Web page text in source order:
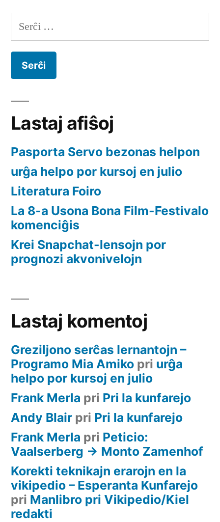
bezonata
Serĉu:
Lastaj afiŝoj
Pasporta Servo bezonas helpon
urĝa helpo por kursoj en julio
Literatura Foiro
La 8-a Usona Bona Film-Festivalo
komenciĝis
Krei Snapchat-lensojn por
prognozi akvonivelojn
Lastaj komentoj
Greziljono serĉas lernantojn –
Programo Mia Amiko pri urĝa
helpo por kursoj en julio
Frank Merla pri Pri la kunfarejo
Andy Blair pri Pri la kunfarejo
Frank Merla pri Peticio:
Vaalserberg -> Monto Zamenhof
Korekti teknikajn erarojn en la
vikipedio – Esperanta Kunfarejo
pri Manlibro pri Vikipedio/Kiel
redakti